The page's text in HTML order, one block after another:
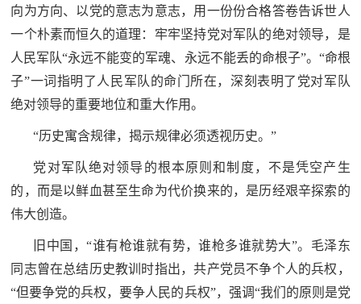
兵
子
弟
兵
国
动
员
国
防
员
人
防
向为方向、以党的意志为意志，用一份份合格答卷告诉世人
一个朴素而恒久的道理：牢牢坚持党对军队的绝对领导，是
人民军队“永远不能变的军魂、永远不能丢的命根子”。“命根
子”一词指明了人民军队的命门所在，深刻表明了党对军队
绝对领导的重要地位和重大作用。
“历史寓含规律，揭示规律必须透视历史。”
党对军队绝对领导的根本原则和制度，不是凭空产生
的，而是以鲜血甚至生命为代价换来的，是历经艰辛探索的
伟大创造。
旧中国，“谁有枪谁就有势，谁枪多谁就势大”。毛泽东
同志曾在总结历史教训时指出，共产党员不争个人的兵权，
“但要争党的兵权，要争人民的兵权”，强调“我们的原则是党